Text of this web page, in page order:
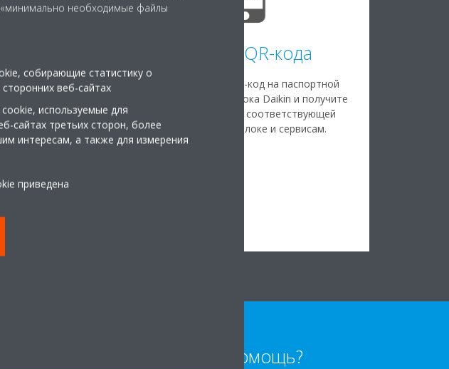
для
и студентов,
предоставляя
Сканер QR-кода
Просканируйте QR-код на паспортной
табличке вашего блока Daikin и получите
быстрый доступ к соответствующей
информации о блоке и сервисам.
Нужна помощь?
необходимые файлы
собирающие статистику о
веб-сайтах
используемые для
сайтах третьих сторон, более
интересам, а также для измерения
приведена